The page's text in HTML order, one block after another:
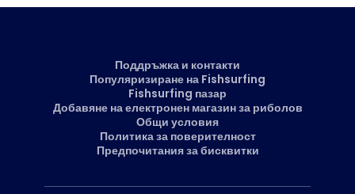
Поддръжка и контакти
Популяризиране на Fishsurfing
Fishsurfing пазар
Добавяне на електронен магазин за риболов
Общи условия
Политика за поверителност
Предпочитания за бисквитки